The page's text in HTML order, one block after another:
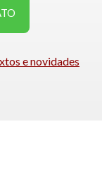
e novidades